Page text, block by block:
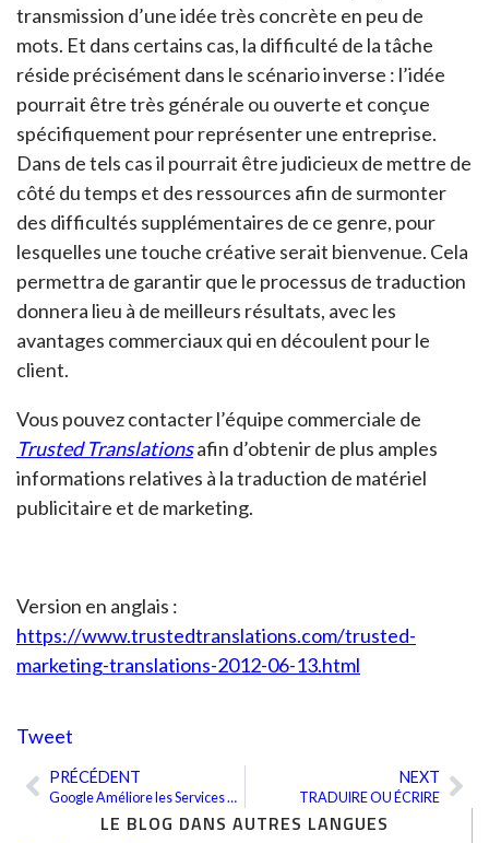
LE BLOG DANS AUTRES LANGUES
transmission d’une idée très concrète en peu de
mots. Et dans certains cas, la difficulté de la tâche
réside précisément dans le scénario inverse : l’idée
pourrait être très générale ou ouverte et conçue
spécifiquement pour représenter une entreprise.
Dans de tels cas il pourrait être judicieux de mettre de
côté du temps et des ressources afin de surmonter
des difficultés supplémentaires de ce genre, pour
lesquelles une touche créative serait bienvenue. Cela
permettra de garantir que le processus de traduction
donnera lieu à de meilleurs résultats, avec les
avantages commerciaux qui en découlent pour le
client.
Vous pouvez contacter l’équipe commerciale de
Trusted Translationsafin d’obtenir de plus amples
informations relatives à la traduction de matériel
publicitaire et de marketing.
Version en anglais :
https://www.trustedtranslations.com/trusted-
marketing-translations-2012-06-13.html
Tweet
Précédent
PRÉCÉDENT
Google Améliore les Services de Traduction de Sites Internet
NEXT
TRADUIRE OU ÉCRIRE